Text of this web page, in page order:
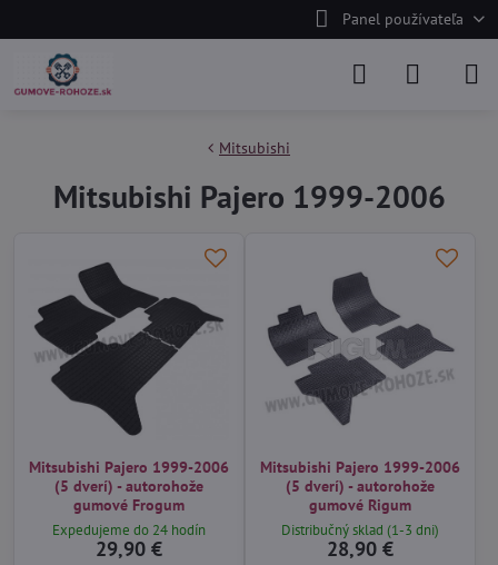
Panel používateľa
Mitsubishi
Mitsubishi Pajero 1999-2006
Mitsubishi Pajero 1999-2006
(5 dverí) - autorohože
gumové Frogum
Expedujeme do 24 hodín
29,90 €
Mitsubishi Pajero 1999-2006
(5 dverí) - autorohože
gumové Rigum
Distribučný sklad (1-3 dni)
28,90 €